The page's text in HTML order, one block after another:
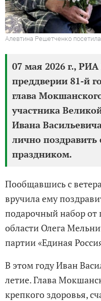
Алевтина Решетченко
07 мая 2026 г.,
преддверии 81-й
глава
участника
Ивана
лично
праздником.
Пообщавшись с
вручила ему
подарочный набор от
области Олега
партии «Единая
В этом году Иван
летие. Глава
крепкого здоровья,